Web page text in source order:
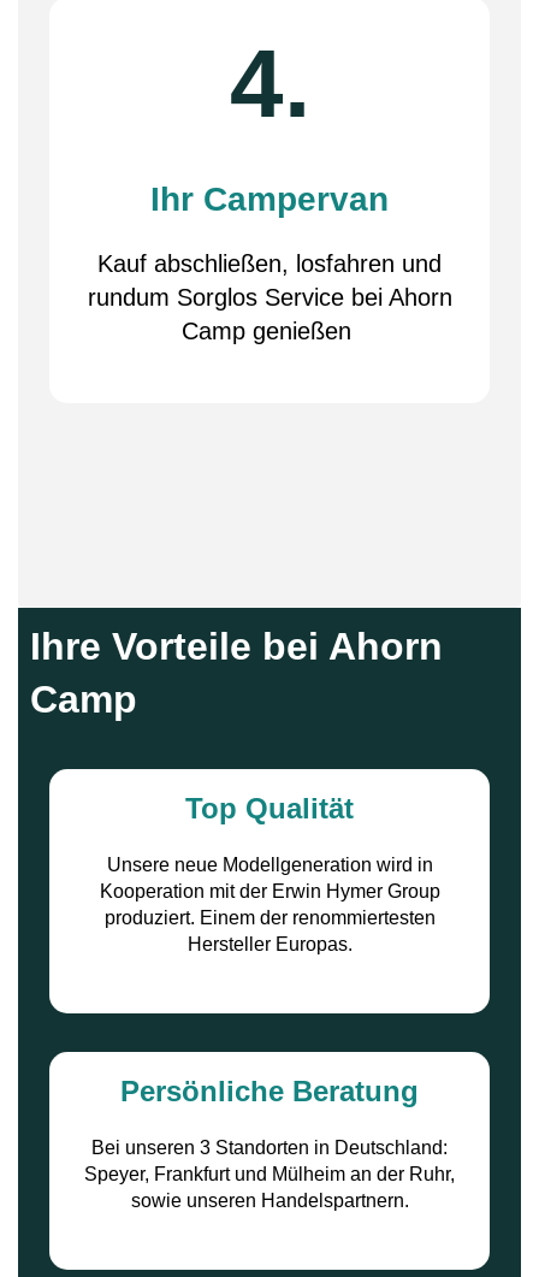
4.
Ihr Campervan
Kauf abschließen, losfahren und
rundum Sorglos Service bei Ahorn
Camp genießen
Ihre Vorteile bei Ahorn
Camp
Top Qualität
Unsere neue Modellgeneration wird in
Kooperation mit der Erwin Hymer Group
produziert. Einem der renommiertesten
Hersteller Europas.
Persönliche Beratung
Bei unseren 3 Standorten in Deutschland:
Speyer, Frankfurt und Mülheim an der Ruhr,
sowie unseren Handelspartnern.